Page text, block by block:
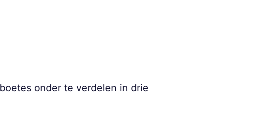
onder te verdelen in drie